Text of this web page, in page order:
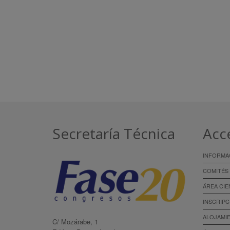
Secretaría Técnica
C/ Mozárabe, 1
COMITÉS
ÁREA